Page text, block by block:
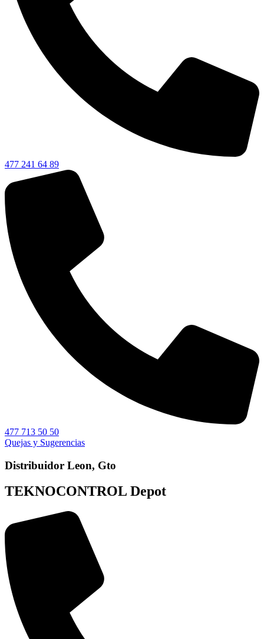
477 241 64 89
477 713 50 50
Quejas y Sugerencias
Distribuidor Leon, Gto
TEKNOCONTROL Depot